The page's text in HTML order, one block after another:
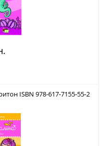
ISBN 978-617-7155-55-2